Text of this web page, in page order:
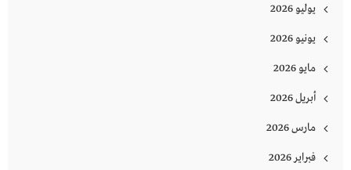
يوليو 2026
يونيو 2026
مايو 2026
أبريل 2026
مارس 2026
فبراير 2026